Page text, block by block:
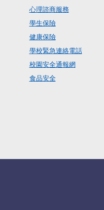
心理諮商服務
學生保險
健康保險
學校緊急連絡電話
校園安全通報網
食品安全